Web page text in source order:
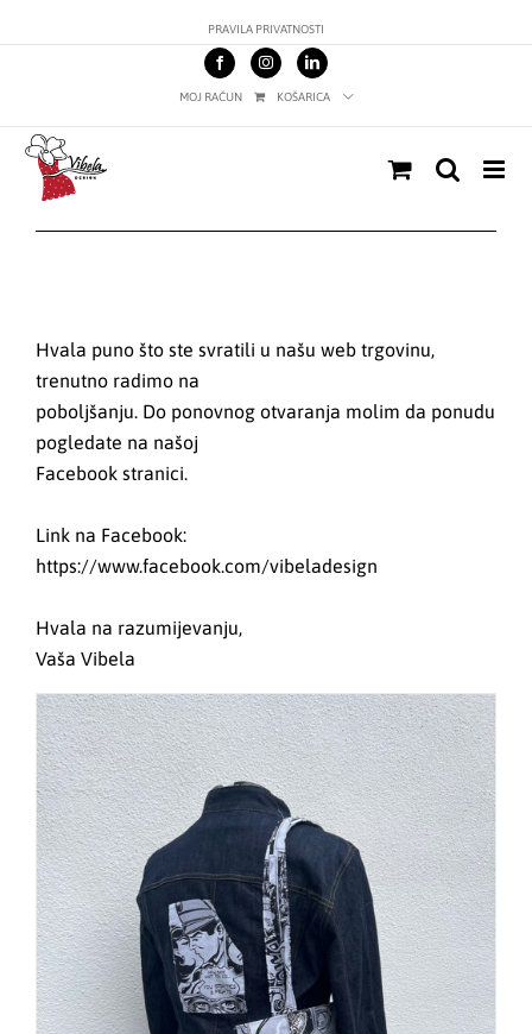
to
PRAVILA PRIVATNOSTI
MOJ RAČUN KOŠARICA
Hvala puno što ste svratili u našu web trgovinu,
trenutno radimo na
poboljšanju. Do ponovnog otvaranja molim da ponudu
pogledate na našoj
Facebook stranici.
Link na Facebook:
https://www.facebook.com/vibeladesign
Hvala na razumijevanju,
Vaša Vibela